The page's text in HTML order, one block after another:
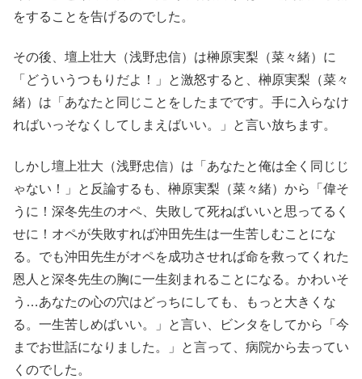
をすることを告げるのでした。
その後、壇上壮大（浅野忠信）は榊原実梨（菜々緒）に
「どういうつもりだよ！」と激怒すると、榊原実梨（菜々
緒）は「あなたと同じことをしたまでです。手に入らなけ
ればいっそなくしてしまえばいい。」と言い放ちます。
しかし壇上壮大（浅野忠信）は「あなたと俺は全く同じじ
ゃない！」と反論するも、榊原実梨（菜々緒）から「偉そ
うに！深冬先生のオペ、失敗して死ねばいいと思ってるく
せに！オペが失敗すれば沖田先生は一生苦しむことにな
る。でも沖田先生がオペを成功させれば命を救ってくれた
恩人と深冬先生の胸に一生刻まれることになる。かわいそ
う…あなたの心の穴はどっちにしても、もっと大きくな
る。一生苦しめばいい。」と言い、ビンタをしてから「今
までお世話になりました。」と言って、病院から去ってい
くのでした。